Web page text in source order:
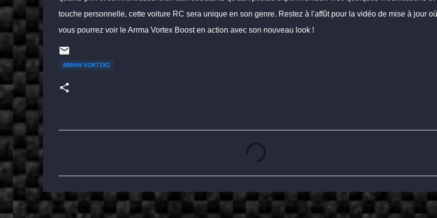
touche personnelle, cette voiture RC sera unique en son genre. Restez à l'affût pour la vidéo de mise à jour où
vous pourrez voir le Arrma Vortex Boost en action avec son nouveau look !
ARRMA VORTEKS
e
n